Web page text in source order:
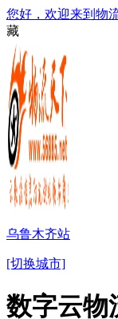
您好，欢迎来到物
藏
乌鲁木齐站
[切换城市]
数字云物